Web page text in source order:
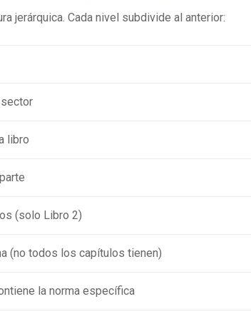
jerárquica. Cada nivel subdivide al anterior:
libro
(solo Libro 2)
(no todos los capítulos tienen)
la norma específica